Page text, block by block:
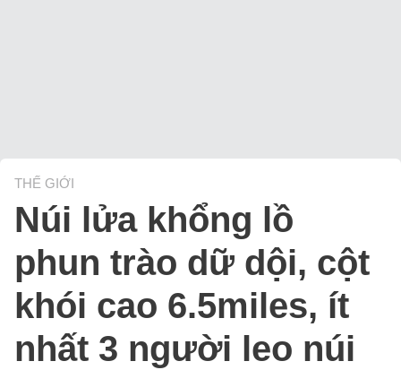
THẾ GIỚI
Núi lửa khổng lồ
phun trào dữ dội, cột
khói cao 6.5miles, ít
nhất 3 người leo núi